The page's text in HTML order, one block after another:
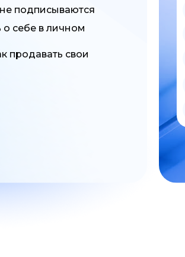
подписываются
о себе в личном
продавать свои